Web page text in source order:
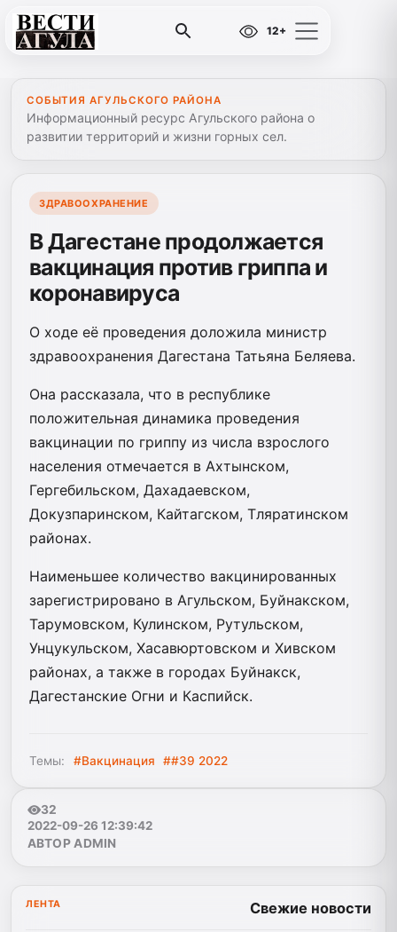
12+
СОБЫТИЯ АГУЛЬСКОГО РАЙОНА
Информационный ресурс Агульского района о
развитии территорий и жизни горных сел.
ЗДРАВООХРАНЕНИЕ
В Дагестане продолжается
вакцинация против гриппа и
коронавируса
О ходе её проведения доложила министр
здравоохранения Дагестана Татьяна Беляева.
Она рассказала, что в республике
положительная динамика проведения
вакцинации по гриппу из числа взрослого
населения отмечается в Ахтынском,
Гергебильском, Дахадаевском,
Докузпаринском, Кайтагском, Тляратинском
районах.
Наименьшее количество вакцинированных
зарегистрировано в Агульском, Буйнакском,
Тарумовском, Кулинском, Рутульском,
Унцукульском, Хасавюртовском и Хивском
районах, а также в городах Буйнакск,
Дагестанские Огни и Каспийск.
Темы: #Вакцинация ##39 2022
32
2022-09-26 12:39:42
АВТОР ADMIN
ЛЕНТА Свежие новости